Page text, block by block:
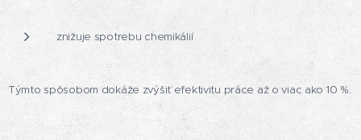
znižuje spotrebu chemikálií
Týmto spôsobom dokáže zvýšiť efektivitu práce až o viac ako 10 %.